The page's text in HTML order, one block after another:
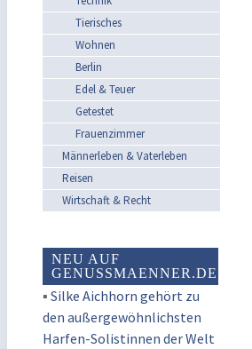
Tierisches
Wohnen
Berlin
Edel & Teuer
Getestet
Frauenzimmer
Männerleben & Vaterleben
Reisen
Wirtschaft & Recht
NEU AUF
GENUSSMAENNER.DE
▪ Silke Aichhorn gehört zu
den außergewöhnlichsten
Harfen-Solistinnen der Welt